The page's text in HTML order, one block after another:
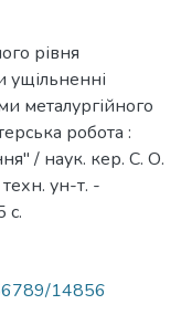
рівня
ущільненні
металургійного
робота :
/ наук. кер. С. О.
ун-т. -
с.
14856